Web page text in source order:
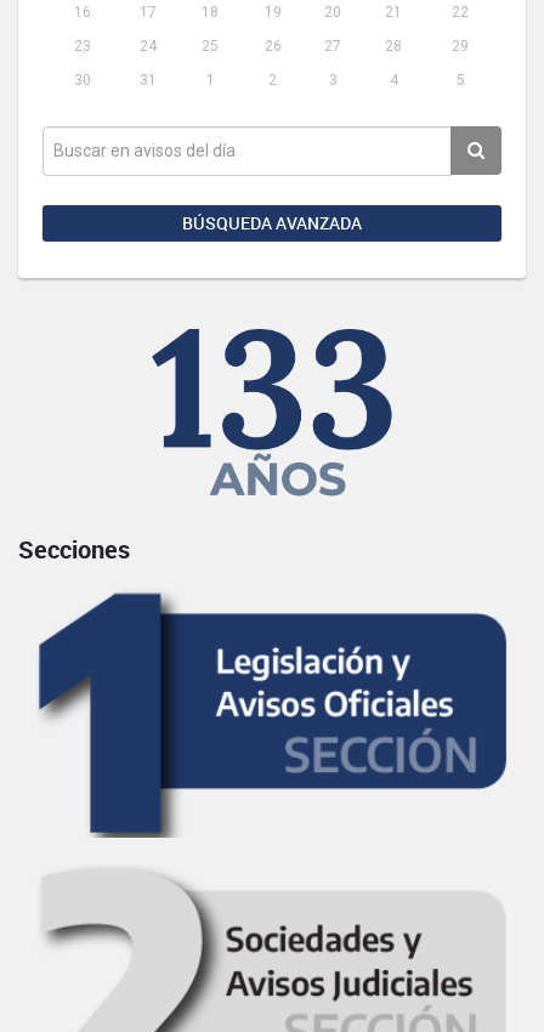
16
17 18 19 20 21
22
23
24 25 26 27 28
29
30
31 1 2 3 4 5
BÚSQUEDA AVANZADA
Secciones